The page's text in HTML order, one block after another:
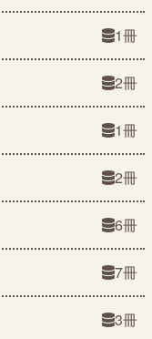
1冊
2冊
1冊
2冊
6冊
7冊
3冊